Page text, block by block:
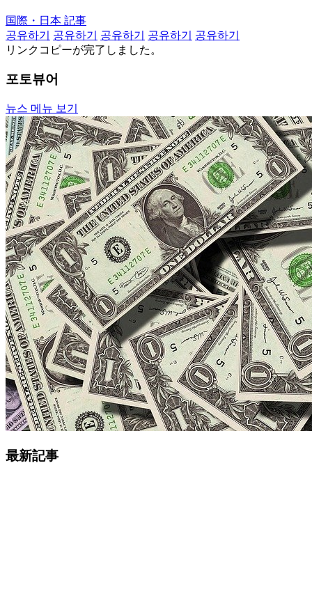
国際・日本 記事
공유하기
공유하기 공유하기 공유하기
공유하기
リンクコピーが完了しました。
포토뷰어
뉴스 메뉴 보기
最新記事